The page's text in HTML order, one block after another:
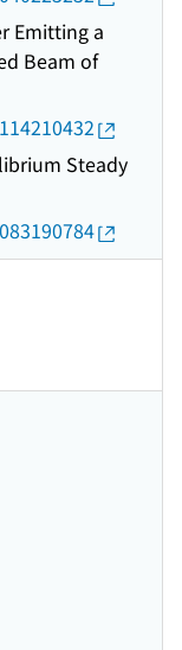
Emitting a
Beam of
Steady